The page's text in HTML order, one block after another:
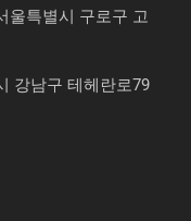
울특별시 구로구 고
강남구 테헤란로79